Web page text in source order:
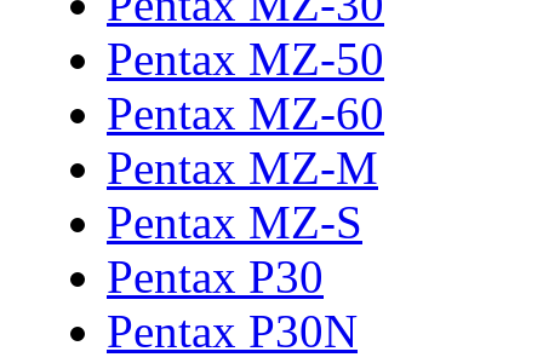
Pentax MZ-50
Pentax MZ-60
Pentax MZ-M
Pentax MZ-S
Pentax P30
Pentax P30N